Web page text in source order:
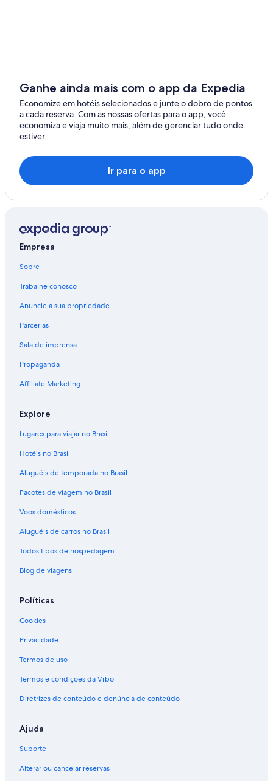
Ganhe ainda mais com o app da Expedia
Economize em hotéis selecionados e junte o dobro de pontos
a cada reserva. Com as nossas ofertas para o app, você
economiza e viaja muito mais, além de gerenciar tudo onde
estiver.
Ir para o app
Empresa
Sobre
Trabalhe conosco
Anuncie a sua propriedade
Parcerias
Sala de imprensa
Propaganda
Affiliate Marketing
Explore
Lugares para viajar no Brasil
Hotéis no Brasil
Aluguéis de temporada no Brasil
Pacotes de viagem no Brasil
Voos domésticos
Aluguéis de carros no Brasil
Todos tipos de hospedagem
Blog de viagens
Políticas
Cookies
Privacidade
Termos de uso
Termos e condições da Vrbo
Diretrizes de conteúdo e denúncia de conteúdo
Ajuda
Suporte
Alterar ou cancelar reservas